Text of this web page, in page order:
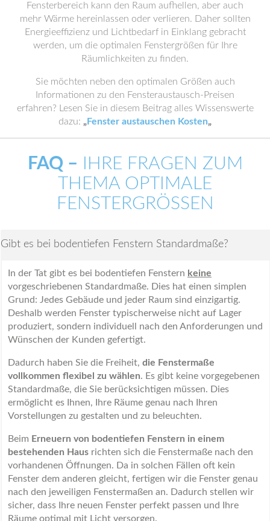
Fensterbereich kann den Raum aufhellen, aber auch
mehr Wärme hereinlassen oder verlieren. Daher sollten
Energieeffizienz und Lichtbedarf in Einklang gebracht
werden, um die optimalen Fenstergrößen für Ihre
Räumlichkeiten zu finden.
Sie möchten neben den optimalen Größen auch
Informationen zu den Fensteraustausch-Preisen
erfahren? Lesen Sie in diesem Beitrag alles Wissenswerte
dazu: „ Fenster austauschen Kosten„
FAQ – IHRE FRAGEN ZUM
THEMA OPTIMALE
FENSTERGRÖSSEN
Gibt es bei bodentiefen Fenstern Standardmaße?
In der Tat gibt es bei bodentiefen Fenstern keine
vorgeschriebenen Standardmaße. Dies hat einen simplen
Grund: Jedes Gebäude und jeder Raum sind einzigartig.
Deshalb werden Fenster typischerweise nicht auf Lager
produziert, sondern individuell nach den Anforderungen und
Wünschen der Kunden gefertigt.
Dadurch haben Sie die Freiheit, die Fenstermaße
vollkommen flexibel zu wählen. Es gibt keine vorgegebenen
Standardmaße, die Sie berücksichtigen müssen. Dies
ermöglicht es Ihnen, Ihre Räume genau nach Ihren
Vorstellungen zu gestalten und zu beleuchten.
Beim Erneuern von bodentiefen Fenstern in einem
bestehenden Haus richten sich die Fenstermaße nach den
vorhandenen Öffnungen. Da in solchen Fällen oft kein
Fenster dem anderen gleicht, fertigen wir die Fenster genau
nach den jeweiligen Fenstermaßen an. Dadurch stellen wir
sicher, dass Ihre neuen Fenster perfekt passen und Ihre
Räume optimal mit Licht versorgen.